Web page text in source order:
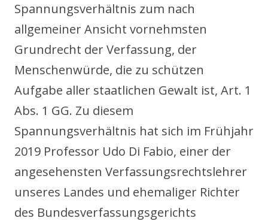
Spannungsverhältnis zum nach
allgemeiner Ansicht vornehmsten
Grundrecht der Verfassung, der
Menschenwürde, die zu schützen
Aufgabe aller staatlichen Gewalt ist, Art. 1
Abs. 1 GG. Zu diesem
Spannungsverhältnis hat sich im Frühjahr
2019 Professor Udo Di Fabio, einer der
angesehensten Verfassungsrechtslehrer
unseres Landes und ehemaliger Richter
des Bundesverfassungsgerichts